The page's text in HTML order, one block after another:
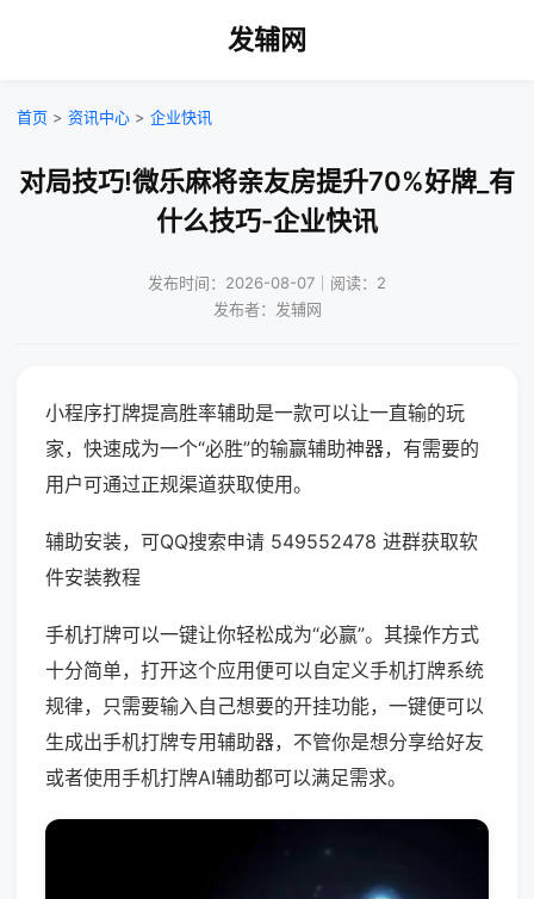
发辅网
首页 > 资讯中心 > 企业快讯
对局技巧!微乐麻将亲友房提升70%好牌_有
什么技巧-企业快讯
发布时间：2026-08-07｜阅读：2
发布者：发辅网
小程序打牌提高胜率辅助是一款可以让一直输的玩
家，快速成为一个“必胜”的输赢辅助神器，有需要的
用户可通过正规渠道获取使用。
辅助安装，可QQ搜索申请 549552478 进群获取软
件安装教程
手机打牌可以一键让你轻松成为“必赢”。其操作方式
十分简单，打开这个应用便可以自定义手机打牌系统
规律，只需要输入自己想要的开挂功能，一键便可以
生成出手机打牌专用辅助器，不管你是想分享给好友
或者使用手机打牌AI辅助都可以满足需求。